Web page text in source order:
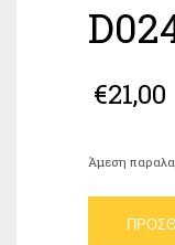
€21,00
Άμεση